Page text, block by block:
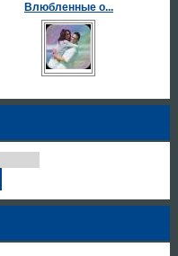
Влюбленные о...